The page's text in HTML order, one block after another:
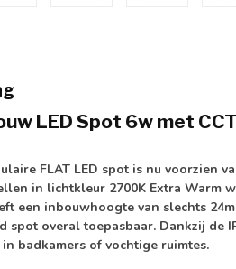
LED Spot 6w met
FLAT LED spot is nu voorzien
in lichtkleur 2700K Extra Warm
een inbouwhoogte van slechts
spot overal toepasbaar. Dankzij de
badkamers of vochtige ruimtes.